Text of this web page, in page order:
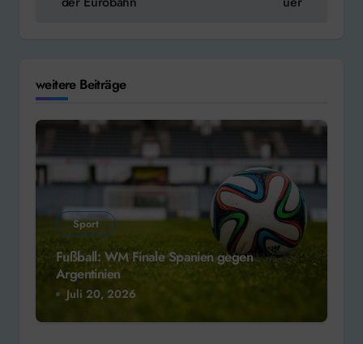
weitere Beiträge
Sport
Fußball: WM Finale Spanien gegen
Argentinien
Juli 20, 2026